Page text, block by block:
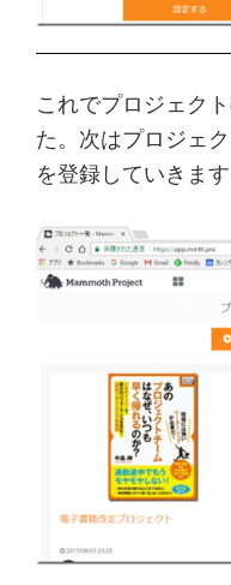
これでプロジェク
た。次はプロジェ
を登録していきます